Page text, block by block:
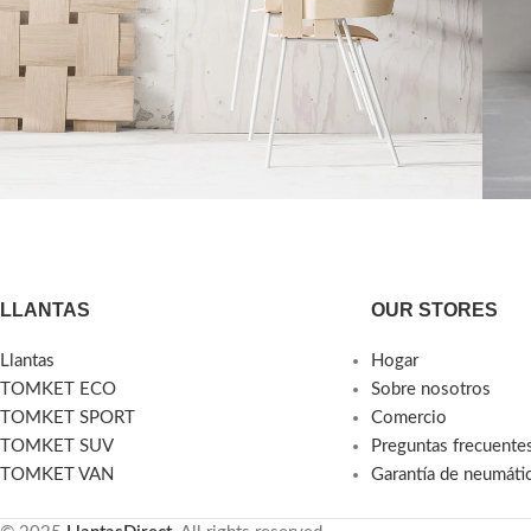
LLANTAS
Llantas
TOMKET ECO
TOMKET SPORT
TOMKET SUV
TOMKET VAN
OUR STORES
Hogar
Sobre nosotros
Comercio
Preguntas
Garantía de